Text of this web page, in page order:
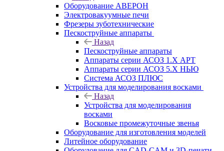
Оборудование АВЕРОН
Электровакуумные печи
Фрезеры зуботехнические
Пескоструйные аппараты
Назад
Пескоструйные аппараты
Аппараты серии АСОЗ 1.Х АРТ
Аппараты серии АСОЗ 5.Х НЬЮ
Система АСОЗ ПЛЮС
Устройства для моделирования восками
Назад
Устройства для моделирования
восками
Восковые промежуточные звенья
Оборудование для изготовления моделей
Литейное оборудование